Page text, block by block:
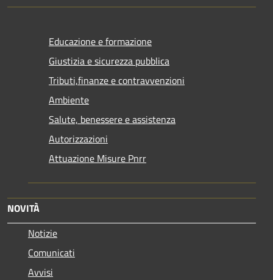
Educazione e formazione
Giustizia e sicurezza pubblica
Tributi,finanze e contravvenzioni
Ambiente
Salute, benessere e assistenza
Autorizzazioni
Attuazione Misure Pnrr
NOVITÀ
Notizie
Comunicati
Avvisi